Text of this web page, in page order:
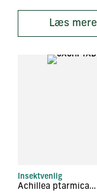
Læs mere
Insektvenlig
Achillea ptarmica ‘Die Perle’